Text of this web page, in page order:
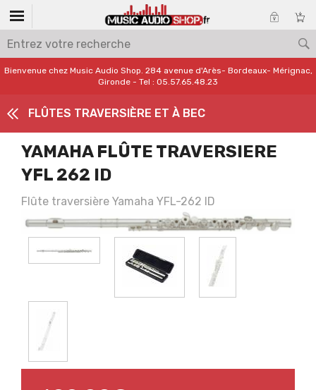
Bienvenue chez Music Audio Shop. 284 avenue d'Arès- Bordeaux- Mérignac,
Gironde - Tel : 05.57.65.48.23
FLÛTES TRAVERSIÈRE ET À BEC
YAMAHA FLÛTE TRAVERSIERE
YFL 262 ID
Flûte traversière Yamaha YFL-262 ID